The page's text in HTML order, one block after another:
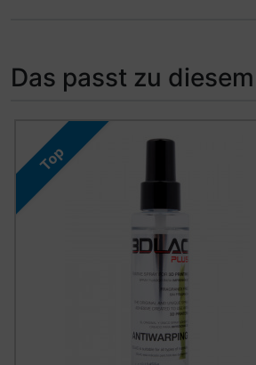
Das passt zu
Es folgt ein Produktslider -
Top